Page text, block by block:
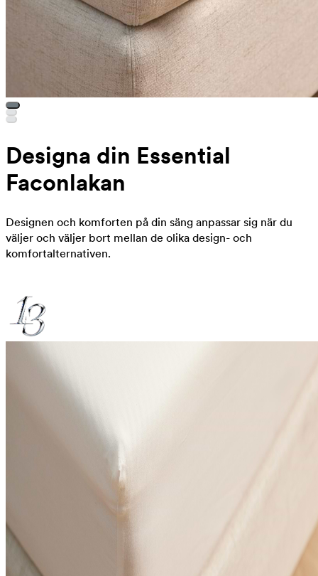
Designa din Essential
Faconlakan
Designen och komforten på din säng anpassar sig när du
väljer och väljer bort mellan de olika design- och
komfortalternativen.